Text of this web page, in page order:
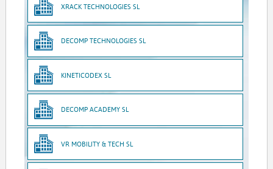
XRACK TECHNOLOGIES SL
DECOMP TECHNOLOGIES SL
KINETICODEX SL
DECOMP ACADEMY SL
VR MOBILITY & TECH SL